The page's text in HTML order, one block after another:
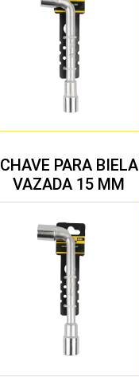
CHAVE PARA BIELA
VAZADA 15 MM